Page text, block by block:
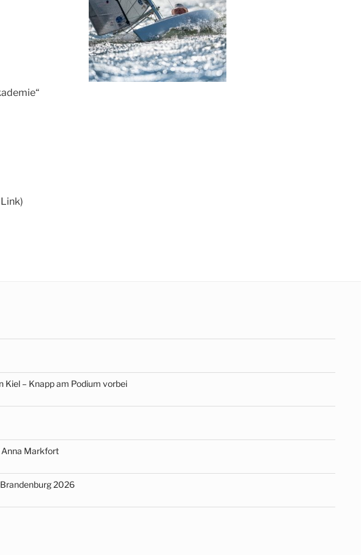
Kiel – Knapp am Podium vorbei
Anna Markfort
2026